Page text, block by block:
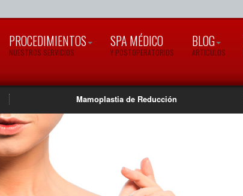
PROCEDIMIENTOS
NUESTROS SERVICIOS
SPA MÉDICO
Y POSTOPERATORIOS
BLOG
ARTICULOS
Mamoplastia de Reducción